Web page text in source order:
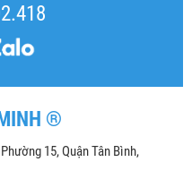
®
15, Quận Tân Bình,